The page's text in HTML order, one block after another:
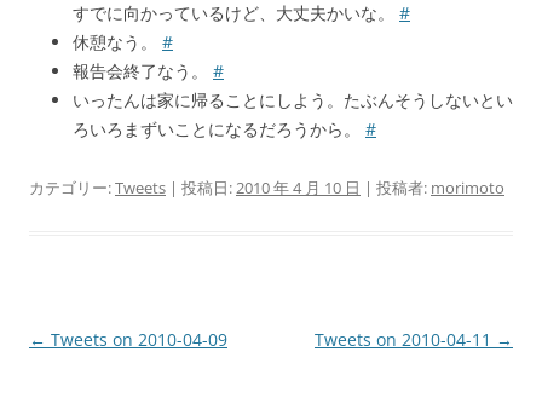
すでに向かっているけど、大丈夫かいな。 #
休憩なう。 #
報告会終了なう。 #
いったんは家に帰ることにしよう。たぶんそうしないとい
ろいろまずいことになるだろうから。 #
カテゴリー:Tweets | 投稿日:2010 年 4 月 10 日 | 投稿者: morimoto
投
← Tweets on 2010-04-09 Tweets on 2010-04-11 →